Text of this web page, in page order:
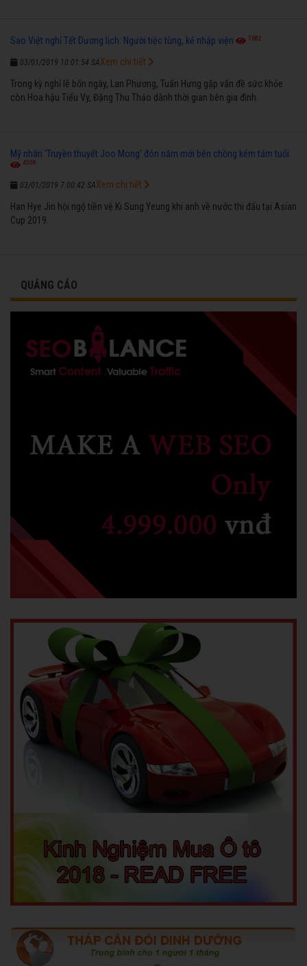
Sao Việt nghỉ Tết Dương lịch: Người tiệc tùng, kẻ nhập viện 7682
03/01/2019 10:01:54 SA
Trong kỳ nghỉ lễ bốn ngày, Lan Phương, Tuấn Hưng gặp vấn đề sức khỏe
còn Hoa hậu Tiểu Vy, Đặng Thu Thảo dành thời gian bên gia đình.
Xem chi tiết
Mỹ nhân 'Truyền thuyết Joo Mong' đón năm mới bên chồng kém tám tuổi
4508
03/01/2019 7:00:42 SA
Han Hye Jin hội ngộ tiền vệ Ki Sung Yeung khi anh về nước thi đấu tại Asian
Cup 2019.
Xem chi tiết
QUẢNG CÁO